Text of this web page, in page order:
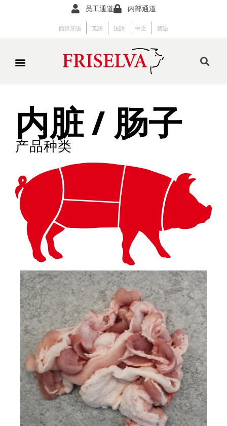
员工通道 内部通道
西班牙語 英語 法語 中文 德語
内脏 / 肠子
产品种类